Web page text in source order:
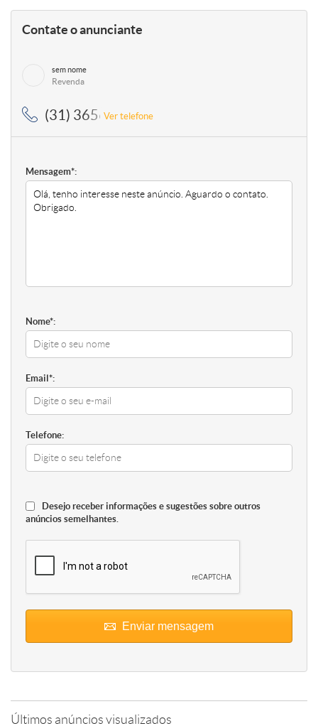
Contate o anunciante
sem nome
Revenda
(31) 3656-5364, (31) 3656-5364
Ver telefone
Mensagem*:
Nome*:
Email*:
Telefone:
Desejo receber informações e sugestões sobre outros
anúncios semelhantes.
Enviar mensagem
Últimos anúncios visualizados